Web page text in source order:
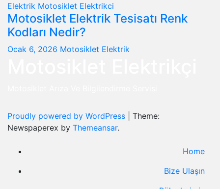
Elektrik Motosiklet Elektrikci
Motosiklet Elektrik Tesisatı Renk
Kodları Nedir?
Ocak 6, 2026 Motosiklet Elektrik
Proudly powered by WordPress
Theme:
Newspaperex by Themeansar.
Home
Bize Ulaşın